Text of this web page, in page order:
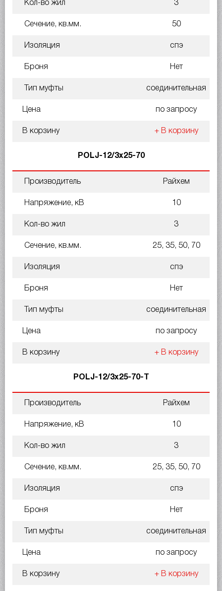
Кол-во жил 3
Сечение, кв.мм. 50
Изоляция спэ
Броня Нет
Тип муфты соединительная
Цена по запросу
В корзину + В корзину
POLJ-12/3x25-70
Производитель Райхем
Напряжение, кВ 10
Кол-во жил 3
Сечение, кв.мм. 25, 35, 50, 70
Изоляция спэ
Броня Нет
Тип муфты соединительная
Цена по запросу
В корзину + В корзину
POLJ-12/3x25-70-T
Производитель Райхем
Напряжение, кВ 10
Кол-во жил 3
Сечение, кв.мм. 25, 35, 50, 70
Изоляция спэ
Броня Нет
Тип муфты соединительная
Цена по запросу
В корзину + В корзину